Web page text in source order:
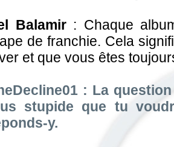
Balamir : Chaque
de franchie. Cela
et que vous êtes
: La
stupide que tu
y.